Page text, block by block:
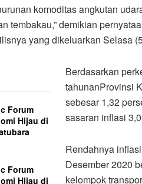
komoditas angkutan
tembakau,” demikian
yang dikeluarkan Selasa
Forum
Hijau di
Forum
Hijau di
Berdasarkan
tahunanProvinsi
sebesar 1,32
sasaran inflasi
Rendahnya
Desember 2020
kelompok